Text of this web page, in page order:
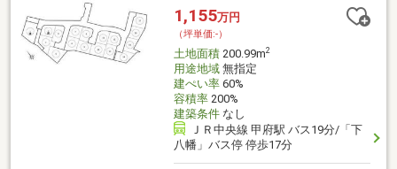
きを一貫し完結できるよう当店舗はワンストップサービスという
独自のサービスをご提供しております。豊富な経験、専門知識を
元に最適な物件・資金提案を致します。是非お気軽にご相談下さ
い！
1,155万円
（坪単価:-）
土地面積200.99m2
用途地域無指定
建ぺい率60%
容積率200%
建築条件なし
ＪＲ中央線 甲府駅 バス19分/「下
八幡」バス停 停歩17分